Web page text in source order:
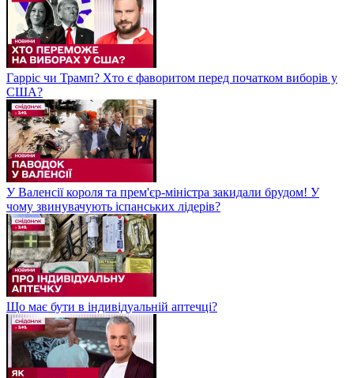
Гарріс чи Трамп? Хто є фаворитом перед початком виборів у
США?
У Валенсії короля та прем'єр-міністра закидали брудом! У
чому звинувачують іспанських лідерів?
Що має бути в індивідуальній аптечці?